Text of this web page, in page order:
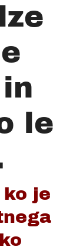
le
ko je